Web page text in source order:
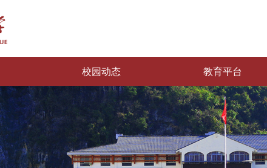
校园动态 教育平台